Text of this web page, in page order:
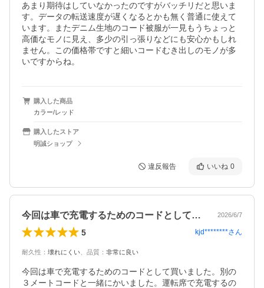
あまり期待はしていなかったのですがバッチリだと思いま
す。データの転送速度が遅くなるとかも無く普通に使えて
います。またデニム生地のコード被服が一見もうちょっと
高価なモノに見え、多少の引っ張りなどにも安心かもしれ
ません。この価格帯ですと細いコードむき出しのモノが多
いですからね。
購入した商品
カラー/レッド
購入したストア
明誠ショップ
違反報告 いいね 0
今回は車で充電するためのコードとして買… 2026/6/7
5 kjd********さん
耐久性 ： 壊れにくい 品質 ： 非常に良い
今回は車で充電するためのコードとして買いました。別の
３メートコードと一緒にかいました。運転席で充電するの